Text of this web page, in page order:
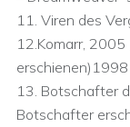
11. Viren des
12.Komarr, 2005
erschienen)1998
13. Botschafter
Botschafter